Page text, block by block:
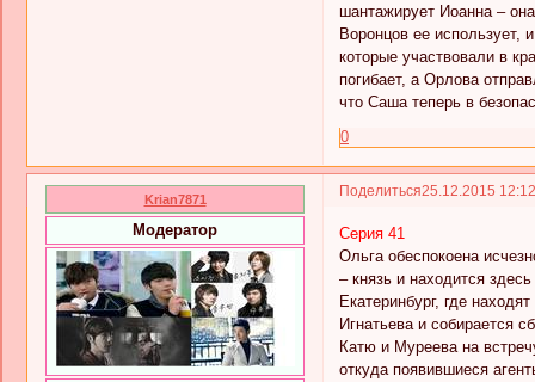
шантажирует Иоанна –
Воронцов ее использует,
которые участвовали в
погибает, а Орлова
что Саша теперь в
0
Поделиться25.12.2015
Krian7871
Модератор
Серия 41
Ольга обеспокоена
– князь и находится
Екатеринбург, где
Игнатьева и собирается
Катю и Муреева на
откуда появившиеся